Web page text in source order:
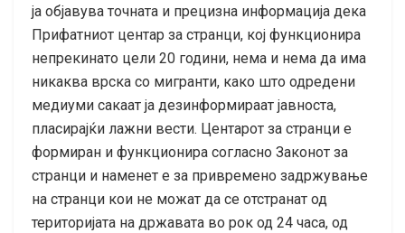
ја објавува точната и прецизна информација дека
Прифатниот центар за странци, кој функционира
непрекинато цели 20 години, нема и нема да има
никаква врска со мигранти, како што одредени
медиуми сакаат ја дезинформираат јавноста,
пласирајќи лажни вести. Центарот за странци е
формиран и функционира согласно Законот за
странци и наменет е за привремено задржување
на странци кои не можат да се отстранат од
територијата на државата во рок од 24 часа, од